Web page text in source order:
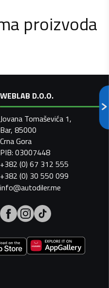
proizvoda
WEBLAB D.O.O.
Jovana Tomaševića 1,
Bar, 85000
Crna Gora
PIB: 03007448
+382 (0) 67 312 555
+382 (0) 30 550 099
info@autodiler.me